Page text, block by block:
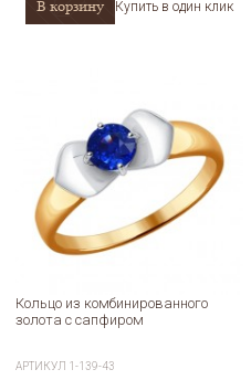
В корзину Купить в один клик
Кольцо из комбинированного
золота с сапфиром
АРТИКУЛ 1-139-43